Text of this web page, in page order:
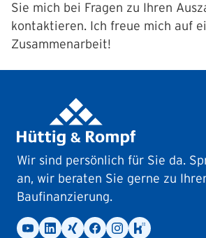
Sie mich bei Fragen zu Ihren
kontaktieren. Ich freue mich auf
Zusammenarbeit!
Wir sind persönlich für Sie da.
an, wir beraten Sie gerne zu
Baufinanzierung.